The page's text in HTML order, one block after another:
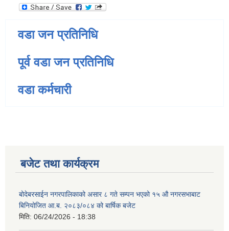
वडा जन प्रतिनिधि
पूर्व वडा जन प्रतिनिधि
वडा कर्मचारी
बजेट तथा कार्यक्रम
बोदेबरसाईन नगरपालिकाको असार ८ गते सम्पन भएको १५ ‍‍‍औ नगरसभाबाट
बिनियोजित आ.ब. २०८३/०८४ को बार्षिक बजेट
मिति: 06/24/2026 - 18:38